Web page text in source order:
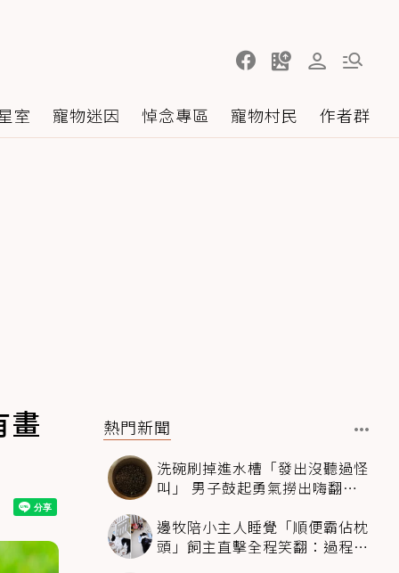
室 寵物迷因 悼念專區 寵物村民 作者群
畫
熱門新聞
洗碗刷掉進水槽「發出沒聽過怪
叫」 男子鼓起勇氣撈出嗨翻：
邊牧陪小主人睡覺「順便霸佔枕
頭」飼主直擊全程笑翻：過程絲